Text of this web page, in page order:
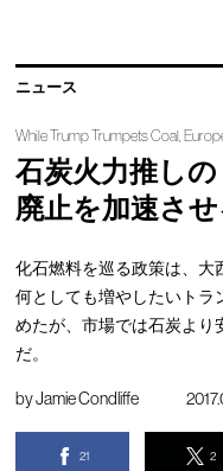
ニュース
While Trump Trumpets Coal,
石炭火力推し
廃止を加速させ
化石燃料を巡る政策は、大
何としても増やしたいトラ
めたが、市場では石炭より
だ。
byJamie Condliffe
21 2